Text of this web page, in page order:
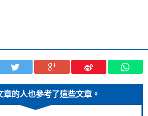
章的人也參考了這些文章。